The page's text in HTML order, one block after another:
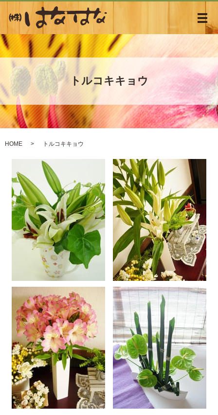
メ
トルコキキョウ
HOME トルコキキョウ